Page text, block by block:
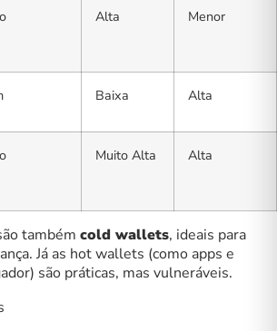
Alta Menor
Baixa Alta
Muito Alta Alta
também cold wallets, ideais para
Já as hot wallets (como apps e
são práticas, mas vulneráveis.